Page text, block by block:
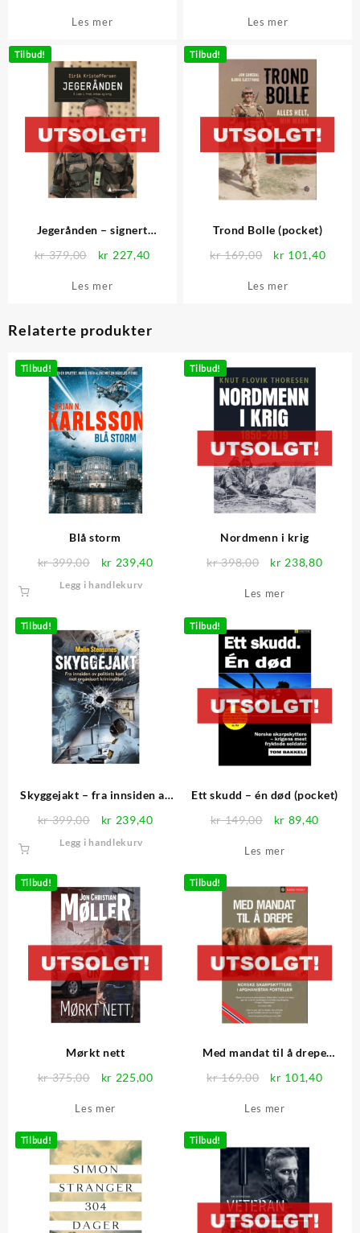
var:
Les mer
var:
Les mer
Tilbud!
Jegerånden – signert
kr379,00
Opprinnelig
var:
kr 227,40 Nåværende
Les mer
Tilbud!
Trond Bolle (pocket)
kr169,00
Opprinnelig
var:
kr 101,40
Les mer
Relaterte produkter
Tilbud!
Blå storm
kr399,00
Opprinnelig
pris
kr 239,40Nåværende
Legg i handlekurv
Tilbud!
Nordmenn i krig
kr398,00
Opprinnelig
var:
kr 238,80
Les mer
Tilbud!
Skyggejakt – fra innsiden av
kriminalitet
kr399,00
Opprinnelig
pris
kr 239,40Nåværende
Legg i handlekurv
Tilbud!
Ett skudd – én død (pocket)
kr149,00
Opprinnelig
var:
kr 89,40
Les mer
Tilbud!
Mørkt nett
kr375,00
Opprinnelig
var:
kr 225,00Nåværende
Les mer
Tilbud!
Med mandat til å drepe
kr169,00
Opprinnelig
var:
kr 101,40
Les mer
Tilbud! Tilbud!